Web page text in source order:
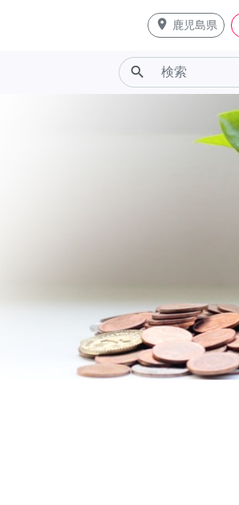
place 鹿児島県
search